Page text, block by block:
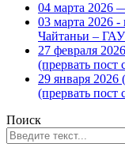
04 марта 2026
03 марта 2026 -
Чайтаньи –
27 февраля
(прервать пост
29 января
(прервать пост
Поиск